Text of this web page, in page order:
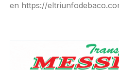
en https://